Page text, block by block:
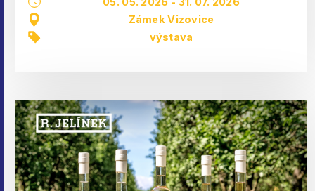
Zámek Vizovice
výstava